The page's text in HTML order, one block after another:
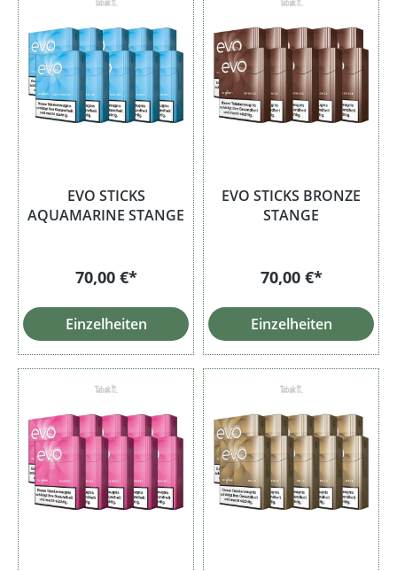
EVO STICKS
AQUAMARINE STANGE
70,00 €*
Einzelheiten
EVO STICKS BRONZE
STANGE
70,00 €*
Einzelheiten